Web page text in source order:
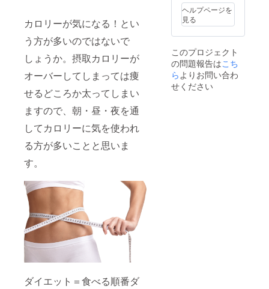
カロリーが気になる！とい
う方が多いのではないで
しょうか。摂取カロリーが
オーバーしてしまっては痩
せるどころか太ってしまい
ますので、朝・昼・夜を通
してカロリーに気を使われ
る方が多いことと思いま
す。
ダイエット＝食べる順番ダ
ヘルプページを
見る
このプロジェクト
の問題報告はこち
ら よりお問い合わ
せください